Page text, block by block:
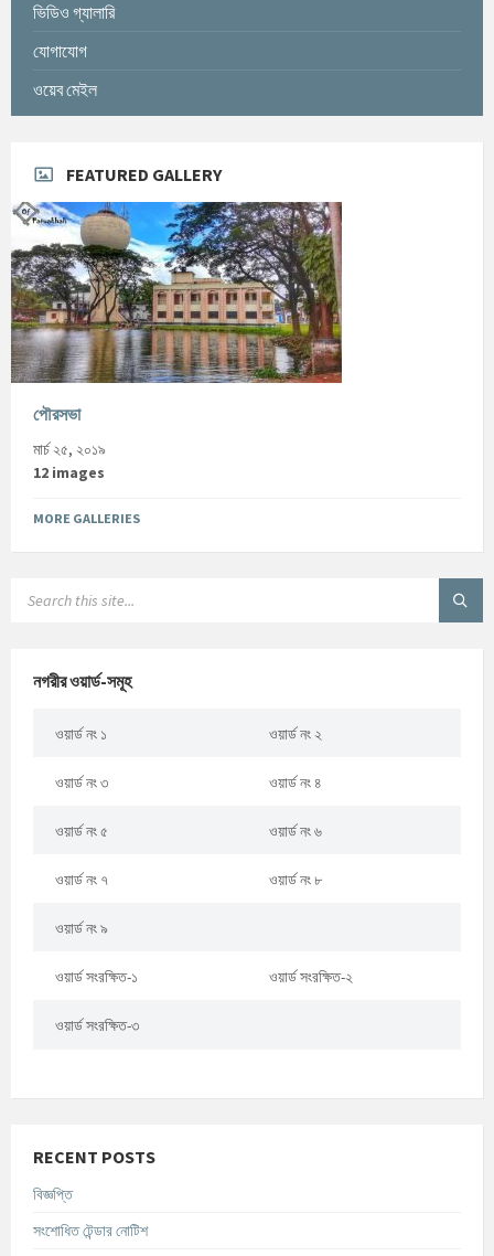
ভিডিও গ্যালারি
যোগাযোগ
ওয়েব মেইল
FEATURED GALLERY
পৌরসভা
মার্চ ২৫, ২০১৯
12 images
MORE GALLERIES
নগরীর ওয়ার্ড-সমূহ
ওয়ার্ড নং ১ ওয়ার্ড নং ২
ওয়ার্ড নং ৩ ওয়ার্ড নং ৪
ওয়ার্ড নং ৫ ওয়ার্ড নং ৬
ওয়ার্ড নং ৭ ওয়ার্ড নং ৮
ওয়ার্ড নং ৯
ওয়ার্ড সংরক্ষিত-১ ওয়ার্ড সংরক্ষিত-২
ওয়ার্ড সংরক্ষিত-৩
RECENT POSTS
বিজ্ঞপ্তি
সংশোধিত টেন্ডার নোটিশ